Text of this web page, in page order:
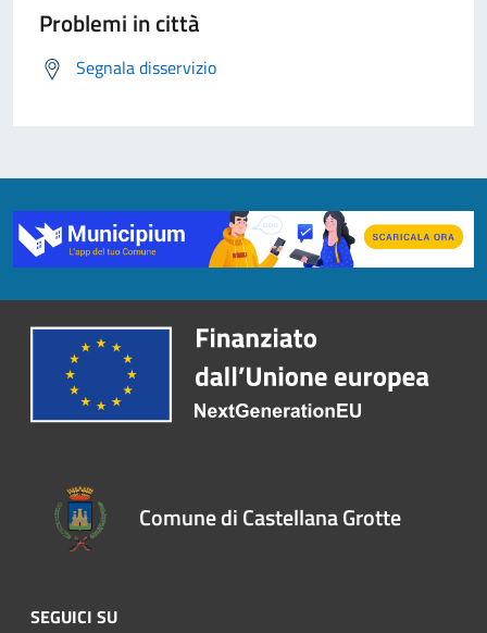
Problemi in città
Segnala disservizio
Comune di Castellana Grotte
SEGUICI SU